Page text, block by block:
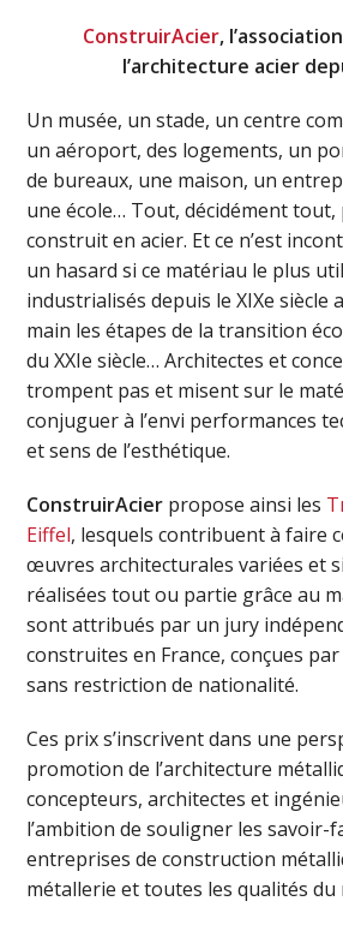
ConstruirAcier,
l’architecture acier
Un musée, un stade, un centre
un aéroport, des logements, un
de bureaux, une maison, un
une école… Tout, décidément
construit en acier. Et ce n’est
un hasard si ce matériau le plus
industrialisés depuis le XIXe siècle
main les étapes de la transition
du XXIe siècle… Architectes et
trompent pas et misent sur le
conjuguer à l’envi performances
et sens de l’esthétique.
ConstruirAcier propose ainsi les
Eiffel, lesquels contribuent à faire
œuvres architecturales variées et
réalisées tout ou partie grâce au
sont attribués par un jury
construites en France, conçues
sans restriction de nationalité.
Ces prix s’inscrivent dans une
promotion de l’architecture
concepteurs, architectes et
l’ambition de souligner les savoir-
entreprises de construction
métallerie et toutes les qualités du